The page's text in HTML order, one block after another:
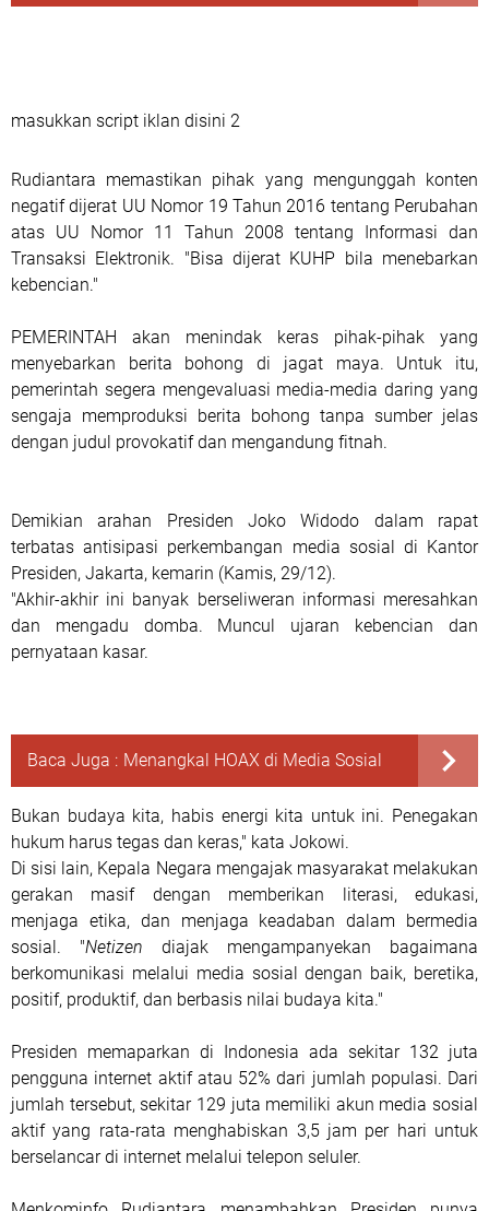
masukkan script iklan disini 2
Rudiantara memastikan pihak yang mengunggah konten
negatif dijerat UU Nomor 19 Tahun 2016 tentang Perubahan
atas UU Nomor 11 Tahun 2008 tentang Informasi dan
Transaksi Elektronik. "Bisa dijerat KUHP bila menebarkan
kebencian."
PEMERINTAH akan menindak keras pihak-pihak yang
menyebarkan berita bohong di jagat maya. Untuk itu,
pemerintah segera mengevaluasi media-media daring yang
sengaja memproduksi berita bohong tanpa sumber jelas
dengan judul provokatif dan mengandung fitnah.
Demikian arahan Presiden Joko Widodo dalam rapat
terbatas antisipasi perkembangan media sosial di Kantor
Presiden, Jakarta, kemarin (Kamis, 29/12).
"Akhir-akhir ini banyak berseliweran informasi meresahkan
dan mengadu domba. Muncul ujaran kebencian dan
pernyataan kasar.
Baca Juga : Menangkal HOAX di Media Sosial
Bukan budaya kita, habis energi kita untuk ini. Penegakan
hukum harus tegas dan keras," kata Jokowi.
Di sisi lain, Kepala Negara mengajak masyarakat melakukan
gerakan masif dengan memberikan literasi, edukasi,
menjaga etika, dan menjaga keadaban dalam bermedia
sosial. "Netizen diajak mengampanyekan bagaimana
berkomunikasi melalui media sosial dengan baik, beretika,
positif, produktif, dan berbasis nilai budaya kita."
Presiden memaparkan di Indonesia ada sekitar 132 juta
pengguna internet aktif atau 52% dari jumlah populasi. Dari
jumlah tersebut, sekitar 129 juta memiliki akun media sosial
aktif yang rata-rata menghabiskan 3,5 jam per hari untuk
berselancar di internet melalui telepon seluler.